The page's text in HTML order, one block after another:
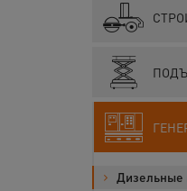
Дизельные